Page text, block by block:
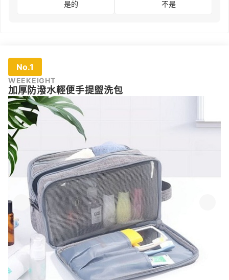
是的 不是
No.1
WEEKEIGHT
加厚防潑水輕便手提盥洗包